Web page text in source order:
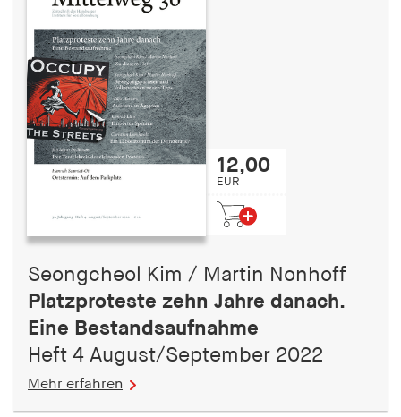
12,00
EUR
Seongcheol Kim / Martin Nonhoff
Platzproteste zehn Jahre danach.
Eine Bestandsaufnahme
Heft 4 August/September 2022
Mehr erfahren